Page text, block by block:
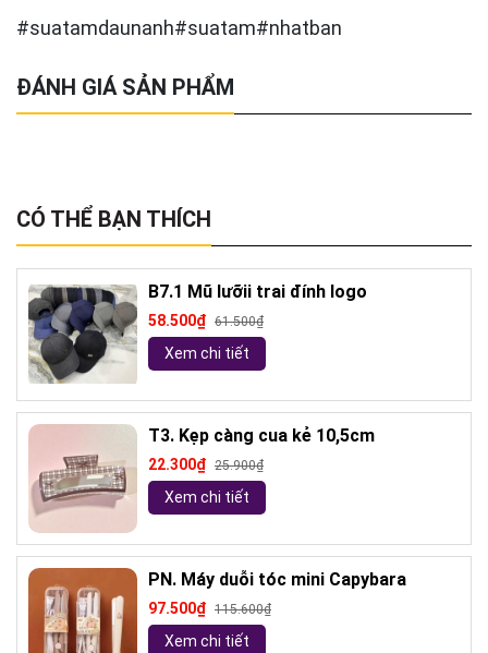
#suatamdaunanh#suatam#nhatban
ĐÁNH GIÁ SẢN PHẨM
CÓ THỂ BẠN THÍCH
B7.1 Mũ lưỡii trai đính logo
58.500₫ 61.500₫
Xem chi tiết
T3. Kẹp càng cua kẻ 10,5cm
22.300₫ 25.900₫
Xem chi tiết
PN. Máy duỗi tóc mini Capybara
97.500₫ 115.600₫
Xem chi tiết